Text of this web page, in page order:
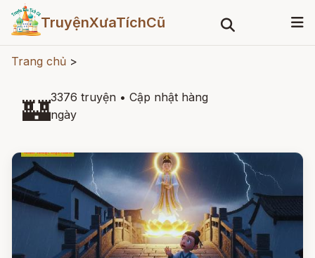
TruyệnXưaTíchCũ
Trang chủ >
🏰3376 truyện • Cập nhật hàng
ngày